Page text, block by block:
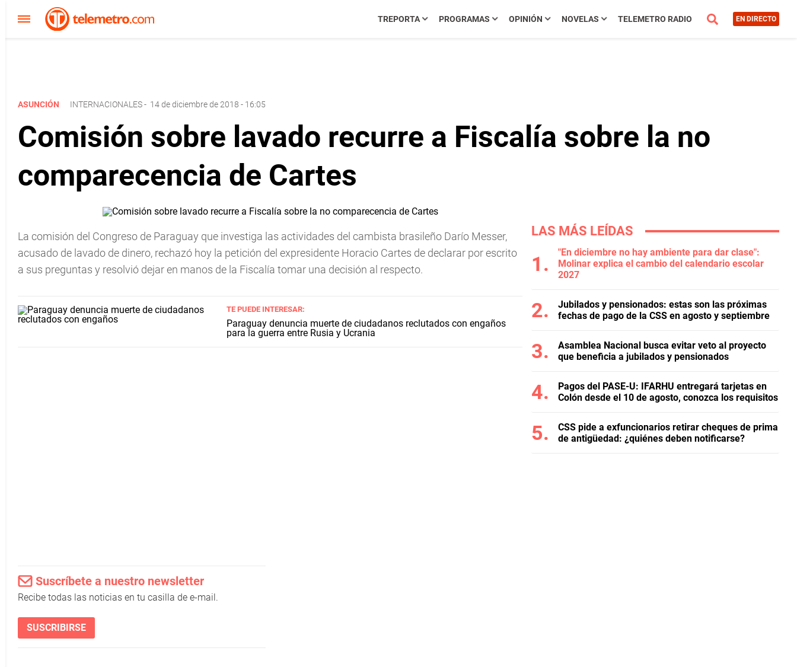
TREPORTA PROGRAMAS OPINIÓN NOVELAS TELEMETRO RADIO EN DIRECTO
ASUNCIÓN INTERNACIONALES- 14 de diciembre de 2018 - 16:05
Comisión sobre lavado recurre a Fiscalía sobre la no
comparecencia de Cartes
La comisión del Congreso de Paraguay que investiga las actividades del cambista brasileño Darío Messer,
acusado de lavado de dinero, rechazó hoy la petición del expresidente Horacio Cartes de declarar por escrito
a sus preguntas y resolvió dejar en manos de la Fiscalía tomar una decisión al respecto.
TE PUEDE INTERESAR:
Paraguay denuncia muerte de ciudadanos reclutados con engaños
para la guerra entre Rusia y Ucrania
Suscríbete a nuestro newsletter
Recibe todas las noticias en tu casilla de e-mail.
SUSCRIBIRSE
LAS MÁS LEÍDAS
"En diciembre no hay ambiente para dar clase":
Molinar explica el cambio del calendario escolar
2027
Jubilados y pensionados: estas son las próximas
fechas de pago de la CSS en agosto y septiembre
Asamblea Nacional busca evitar veto al proyecto
que beneficia a jubilados y pensionados
Pagos del PASE-U: IFARHU entregará tarjetas en
Colón desde el 10 de agosto, conozca los requisitos
CSS pide a exfuncionarios retirar cheques de prima
de antigüedad: ¿quiénes deben notificarse?